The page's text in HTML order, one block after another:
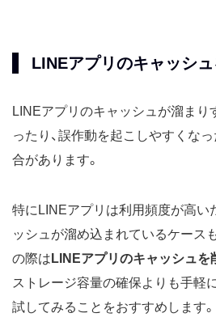
LINEアプリのキャッシ
LINEアプリのキャッシュが溜まり
ったり、誤作動を起こしやすくな
合があります。
特にLINEアプリは利用頻度が高い
ッシュが溜め込まれているケース
の際は LINEアプリのキャッシュを
ストレージ容量の確保よりも手軽
試してみることをおすすめします。